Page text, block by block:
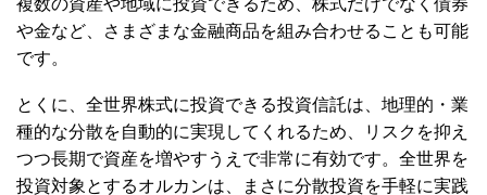
や金など、さまざまな金融商品を組み合わせることも可能
です。
とくに、全世界株式に投資できる投資信託は、地理的・業
種的な分散を自動的に実現してくれるため、リスクを抑え
つつ長期で資産を増やすうえで非常に有効です。全世界を
投資対象とするオルカンは、まさに分散投資を手軽に実践